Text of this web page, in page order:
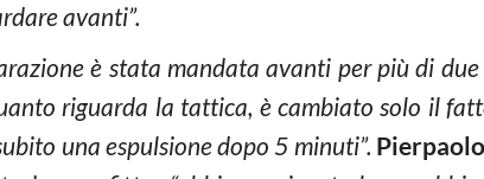
avanti”.
è stata mandata avanti per più di
riguarda la tattica, è cambiato solo il
una espulsione dopo 5 minuti”.